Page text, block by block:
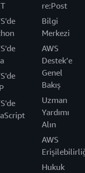
re:Post
Bilgi
Merkezi
AWS
Destek’e
Genel
Bakış
Uzman
Yardımı
Alın
AWS
Hukuk